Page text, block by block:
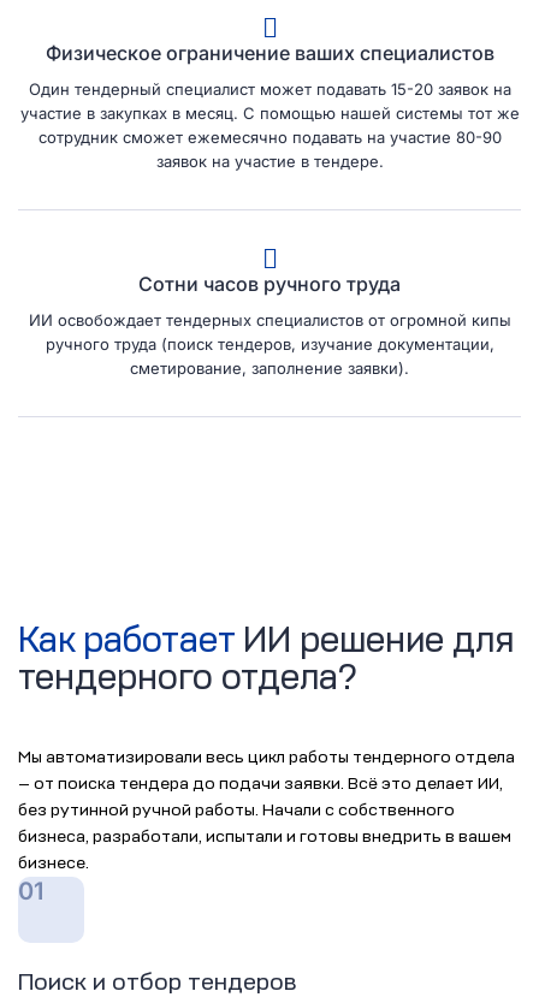
Физическое ограничение ваших специалистов
Один тендерный специалист может подавать 15-20 заявок на
участие в закупках в месяц. С помощью нашей системы тот же
сотрудник сможет ежемесячно подавать на участие 80-90
заявок на участие в тендере.
Сотни часов ручного труда
ИИ освобождает тендерных специалистов от огромной кипы
ручного труда (поиск тендеров, изучание документации,
сметирование, заполнение заявки).
Как работает ИИ решение для
тендерного отдела?
Мы автоматизировали весь цикл работы тендерного отдела
— от поиска тендера до подачи заявки. Всё это делает ИИ,
без рутинной ручной работы. Начали с собственного
бизнеса, разработали, испытали и готовы внедрить в вашем
бизнесе.
01
Поиск и отбор тендеров